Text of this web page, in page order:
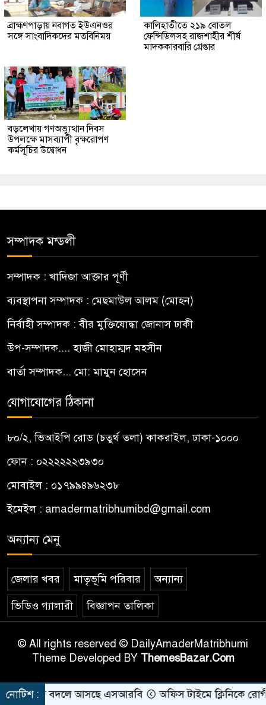
ব্রাহ্মণপাড়ায় নবাগত ইউএনওর
সঙ্গে সাংবাদিকদের মতবিনিময়
কালিহাতীতে ২১৯ বোতল
ফেন্সিডিলসহ রাজশাহীর শীর্ষ
মাদককারবারি গ্রেপ্তার
বড়লেখায় গণঅভ্যুত্থান দিবস
উপলক্ষে মাসব্যাপী বৃক্ষরোপণ
কর্মসূচির উদ্বোধন
সম্পাদক মন্ডলী
সম্পাদক : খাদিজা আক্তার পূর্ণী
ব্যবস্থাপনা সম্পাদক : মেছমাউল আলম (মোহন)
নির্বাহী সম্পাদক : বীর মুক্তিযোদ্ধা জোনাস ঢাকী
উপ-সম্পাদক.... হাজী মোহাম্মদ মহসীন
বার্তা সম্পাদক... মো: মামুন হোসেন
যোগাযোগের ঠিকানা
৮০/২, ভিআইপি রোড (চতুর্থ তলা) কাকরাইল, ঢাকা-১০০০
ফোন : ০২২২২২২৩৯৩০
মোবাইল : ০১৭৯৯৪৯৬২৩৮
ইমেইল : amadermatribhumibd@gmail.com
অন্যান্য মেনু
জেলার খবর মাতৃভূমি পরিবার অন্যান্য
ভিডিও গ্যালারী বিজ্ঞাপন তালিকা
© All rights reserved © DailyAmaderMatribhumi
Theme Developed BY ThemesBazar.Com
নোটিশ :
নাম বদলে আসছে এসআরবি অফিস টাইমে ক্লিনিকে রোগী